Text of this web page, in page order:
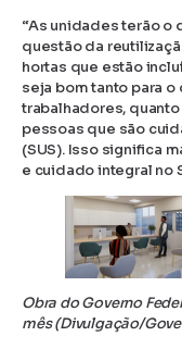
“As unidades terão o
questão da
hortas que estão
seja bom tanto para
trabalhadores,
pessoas que são
(SUS). Isso significa
e cuidado integral no
Obra do Governo
mês (Divulgação/